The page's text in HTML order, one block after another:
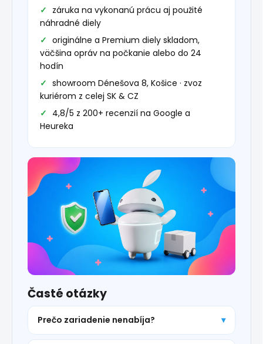
záruka na vykonanú prácu aj použité
náhradné diely
originálne a Premium diely skladom,
väčšina opráv na počkanie alebo do 24
hodín
showroom Dénešova 8, Košice · zvoz
kuriérom z celej SK & CZ
4,8/5 z 200+ recenzií na Google a
Heureka
Časté otázky
Prečo zariadenie nenabíja?